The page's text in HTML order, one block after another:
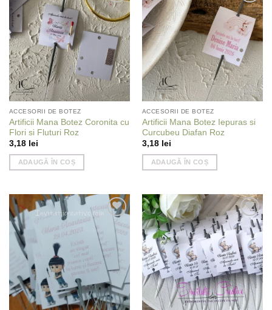
Add to
wishlist
ACCESORII DE BOTEZ
Artificii Mana Botez Coronita cu
Flori si Fluturi Roz
3,18 lei
ADAUGĂ ÎN COȘ
Add to
wishlist
ACCESORII DE BOTEZ
Artificii Mana Botez Iepuras si
Curcubeu Diafan Roz
3,18 lei
ADAUGĂ ÎN COȘ
Add to
wishlist
Add to
wishlist